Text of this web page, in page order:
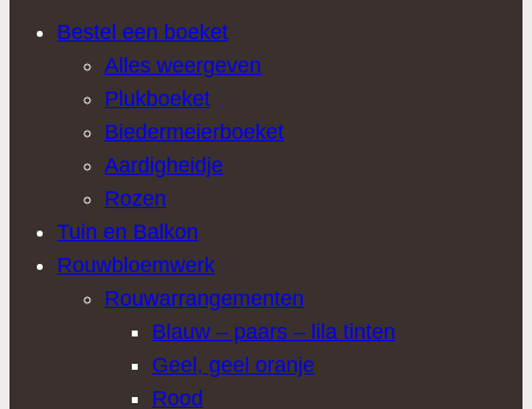
Bestel een boeket
Alles weergeven
Plukboeket
Biedermeierboeket
Aardigheidje
Rozen
Tuin en Balkon
Rouwbloemwerk
Rouwarrangementen
Blauw – paars – lila tinten
Geel, geel oranje
Rood